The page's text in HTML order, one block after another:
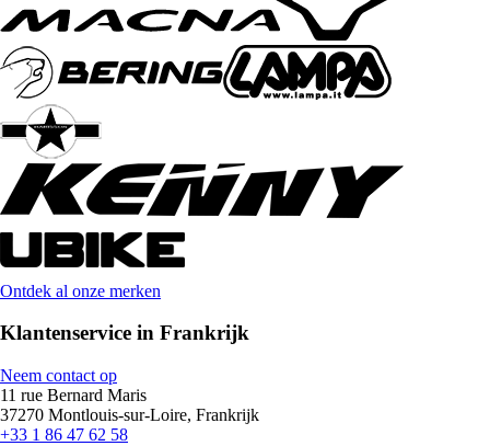
Ontdek al onze merken
Klantenservice in Frankrijk
Neem contact op
11 rue Bernard Maris
37270 Montlouis-sur-Loire, Frankrijk
+33 1 86 47 62 58